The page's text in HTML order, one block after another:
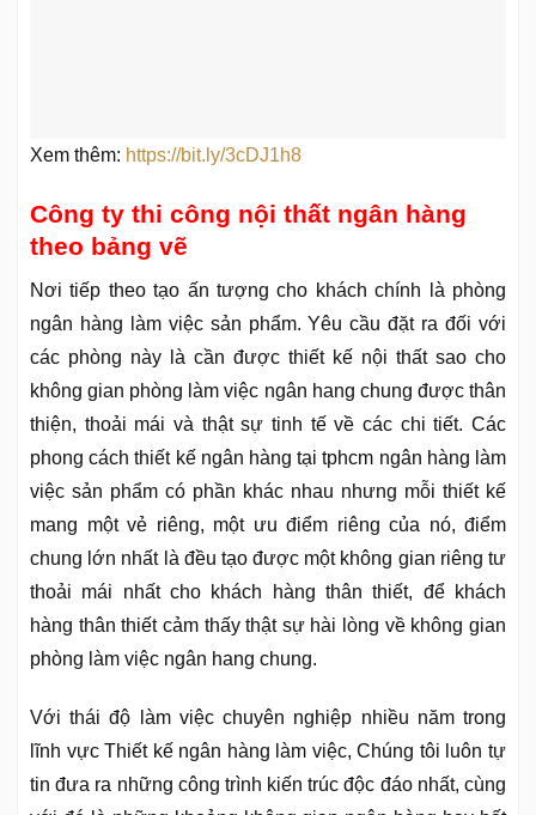
Xem thêm: https://bit.ly/3cDJ1h8
Công ty thi công nội thất ngân hàng
theo bảng vẽ
Nơi tiếp theo tạo ấn tượng cho khách chính là phòng
ngân hàng làm việc sản phẩm. Yêu cầu đặt ra đối với
các phòng này là cần được thiết kế nội thất sao cho
không gian phòng làm việc ngân hang chung được thân
thiện, thoải mái và thật sự tinh tế về các chi tiết. Các
phong cách thiết kế ngân hàng tại tphcm ngân hàng làm
việc sản phẩm có phần khác nhau nhưng mỗi thiết kế
mang một vẻ riêng, một ưu điểm riêng của nó, điểm
chung lớn nhất là đều tạo được một không gian riêng tư
thoải mái nhất cho khách hàng thân thiết, để khách
hàng thân thiết cảm thấy thật sự hài lòng về không gian
phòng làm việc ngân hang chung.
Với thái độ làm việc chuyên nghiệp nhiều năm trong
lĩnh vực Thiết kế ngân hàng làm việc, Chúng tôi luôn tự
tin đưa ra những công trình kiến trúc độc đáo nhất, cùng